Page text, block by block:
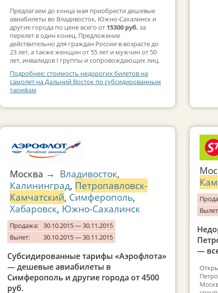
Предлагаем до конца мая приобрести дешевые
авиабилеты во Владивосток, Южно-Сахалинск и
другие города по цене всего от 15300 руб. за
перелет в один конец. Предложение
действительно для граждан России в возрасте до
23 лет, а также женщин от 55 лет и мужчин от 50
лет, инвалидов I группы и сопровождающих лиц.
Подробнее: стоимость недорогих билетов на
самолет на Дальний Восток по субсидированным
тарифам
Москва → Владивосток,
Калининград, Петропавловск-
Камчатский, Симферополь,
Хабаровск, Южно-Сахалинск
Продажа: 30.10.2015 — 30.11.2015
Вылет:
30.10.2015 — 30.11.2015
Субсидированные тарифы «Аэрофлота»
— дешевые авиабилеты в
Симферополь и другие города от 4500
руб.
—